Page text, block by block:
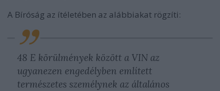
A Bíróság az ítéletében az alábbiakat rögzíti:
48 E körülmények között a VIN az
ugyanezen engedélyben említett
természetes személynek az általános